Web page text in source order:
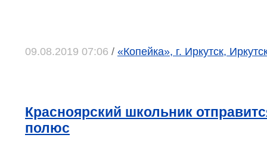
09.08.2019 07:06 / «Копейка», г. Иркутск,
Красноярский школьник
полюс